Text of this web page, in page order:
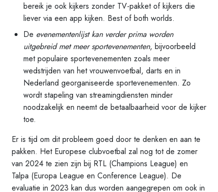
bereik je ook kijkers zonder TV-pakket of kijkers die
liever via een app kijken. Best of both worlds.
De evenementenlijst kan verder prima worden
uitgebreid met meer sportevenementen, bijvoorbeeld
met populaire sportevenementen zoals meer
wedstrijden van het vrouwenvoetbal, darts en in
Nederland georganiseerde sportevenementen. Zo
wordt stapeling van streamingdiensten minder
noodzakelijk en neemt de betaalbaarheid voor de kijker
toe.
Er is tijd om dit probleem goed door te denken en aan te
pakken. Het Europese clubvoetbal zal nog tot de zomer
van 2024 te zien zijn bij RTL (Champions League) en
Talpa (Europa League en Conference League). De
evaluatie in 2023 kan dus worden aangegrepen om ook in